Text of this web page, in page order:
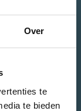
Over
te
te bieden